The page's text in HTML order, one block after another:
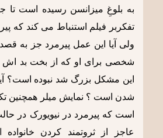
به بلوغِ میزانسن رسیده است تا
تفکربر فیلم استنباط می کند که
ولی آیا این عمل پیرمرد جز به
شخصی برای او که از بخت بد اش
این مشکل بزرگ شد نبوده است؟
شدن است ؟ نمایش میلر همچنین
است که پیرمرد در نیویورک در
عاجز از ثروتمند کردن